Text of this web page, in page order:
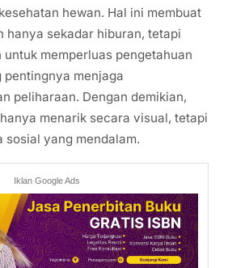
hewan. Hal ini membuat
hanya sekadar hiburan, tetapi
memperluas pengetahuan
menjaga
peliharaan. Dengan demikian,
menarik secara visual, tetapi
sosial yang mendalam.
Iklan Google Ads